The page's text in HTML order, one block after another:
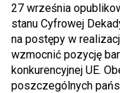
27 września
stanu Cyfrowej
na postępy w
wzmocnić pozycję
konkurencyjnej UE.
poszczególnych